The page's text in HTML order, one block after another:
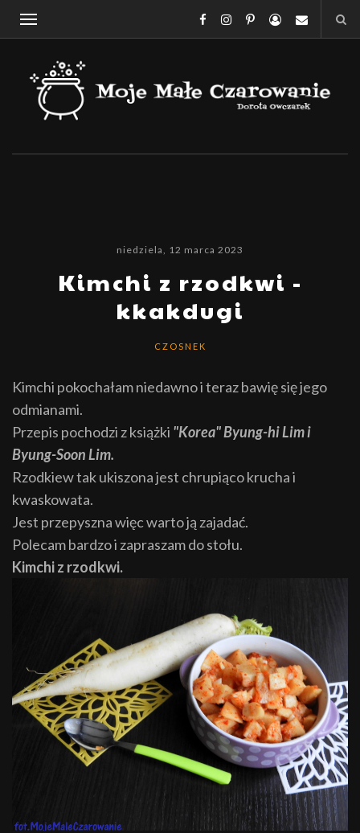
niedziela, 12 marca 2023
Kimchi z rzodkwi -
kkakdugi
CZOSNEK
Kimchi pokochałam niedawno i teraz bawię się jego
odmianami.
Przepis pochodzi z książki "Korea" Byung-hi Lim i
Byung-Soon Lim.
Rzodkiew tak ukiszona jest chrupiąco krucha i
kwaskowata.
Jest przepyszna więc warto ją zajadać.
Polecam bardzo i zapraszam do stołu.
Kimchi z rzodkwi.